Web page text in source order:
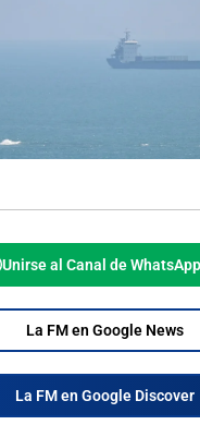
Unirse al Canal de WhatsApp
La FM en Google News
La FM en Google Discover